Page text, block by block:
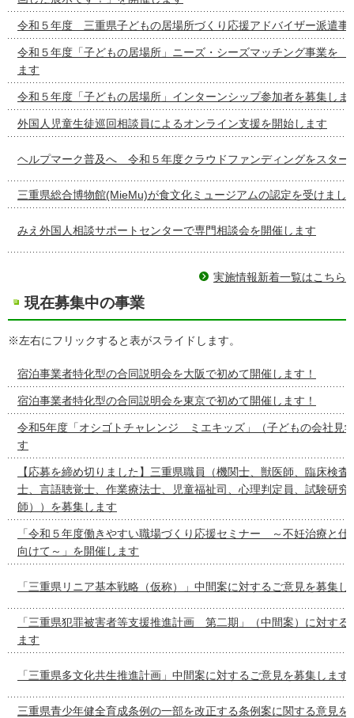
令和５年度 三重県子どもの居場所づくり応援アドバイザー派遣事
令和５年度「子どもの居場所」ニーズ・シーズマッチング
ます
令和５年度「子どもの居場所」インターンシップ参加者を募集しま
外国人児童生徒巡回相談員によるオンライン支援を開始します
ヘルプマーク普及へ 令和５年度クラウドファンディングをスター
三重県総合博物館(MieMu)が食文化ミュージアムの認定を受けまし
みえ外国人相談サポートセンターで専門相談会を開催します
実施情報新着一覧はこちら
現在募集中の事業
※左右にフリックすると表がスライドします。
宿泊事業者特化型の合同説明会を大阪で初めて開催します！
宿泊事業者特化型の合同説明会を東京で初めて開催します！
令和5年度「オシゴトチャレンジ ミエキッズ」（子どもの会社見
す
【応募を締め切りました】三重県職員（機関士、獣医師、臨床検
士、言語聴覚士、作業療法士、児童福祉司、心理判定員、試験研究
師））を募集します
「令和５年度働きやすい職場づくり応援セミナー ～不妊治療と仕
向けて～」を開催します
「三重県リニア基本戦略（仮称）」中間案に対するご意見を募集し
「三重県犯罪被害者等支援推進計画 第二期」（中間案）に対する
ます
「三重県多文化共生推進計画」中間案に対するご意見を募集します
三重県青少年健全育成条例の一部を改正する条例案に関する意見を